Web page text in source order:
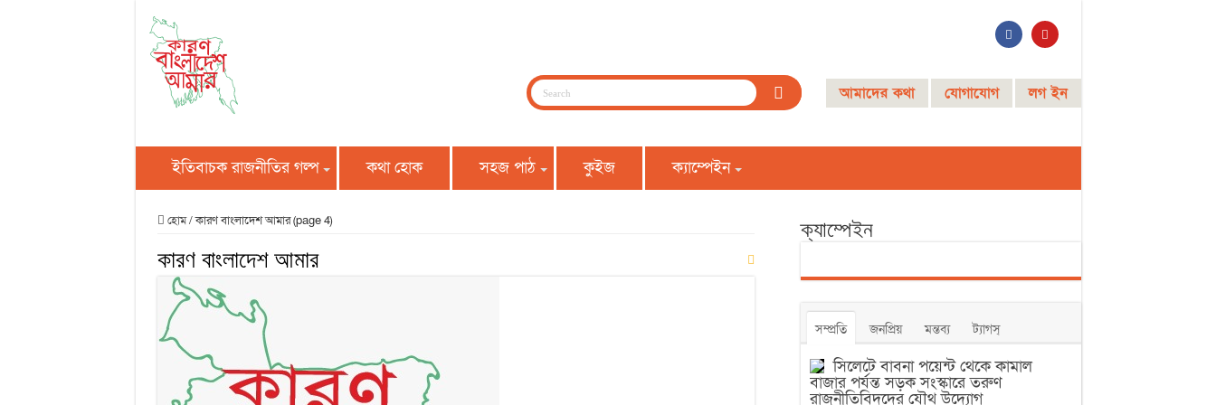
আমাদের কথা যোগাযোগ লগ ইন
ইতিবাচক রাজনীতির গল্প কথা হোক সহজ পাঠ কুইজ ক্যাম্পেইন
হোম/কারণ বাংলাদেশ আমার (page 4)
কারণ বাংলাদেশ আমার
ক্যাম্পেইন
সম্প্রতি জনপ্রিয় মন্তব্য ট্যাগস্
সিলেটে বাবনা পয়েন্ট থেকে কামাল
বাজার পর্যন্ত সড়ক সংস্কারে তরুণ
রাজনীতিবিদদের যৌথ উদ্যোগ